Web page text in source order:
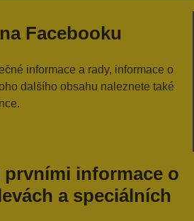
Facebooku
informace a rady, informace o
dalšího obsahu naleznete také
prvními informace o
a speciálních